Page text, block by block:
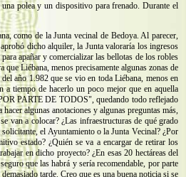
una polea y un dispositivo para frenado. Durante el
como de la Junta vecinal de Bedoya. Al parecer,
dicho alquiler, la Junta valoraría los ingresos
apañar y comercializar las bellotas de los robles
Liébana, menos precisamente algunas zonas de
año 1.982 que se vio en toda Liébana, menos en
tiempo de hacerlo un poco mejor que en aquella
PARTE DE TODOS", quedando todo reflejado
algunas anotaciones y algunas preguntas más,
van a colocar? ¿Las infraestructuras de qué grado
el Ayuntamiento o la Junta Vecinal? ¿Por
estado? ¿Quién se va a encargar de retirar los
en dicho proyecto? ¿En esas 20 hectáreas del
que las habrá y sería recomendable, por parte
tarde. Creo que es una buena noticia si se